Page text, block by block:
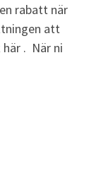
rabatt när
att
. När ni